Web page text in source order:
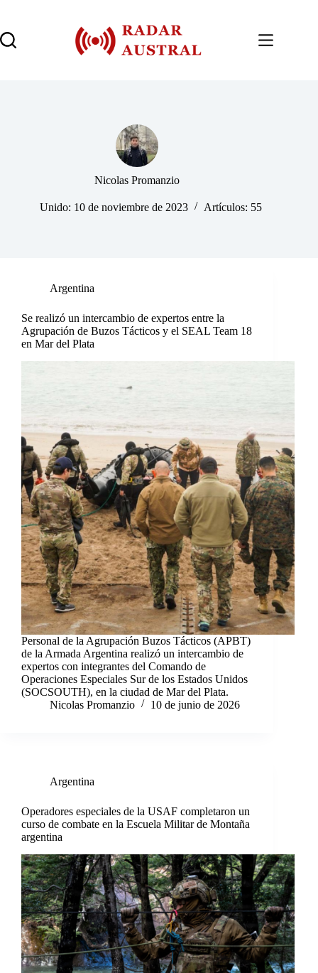
contenido
Nicolas Promanzio
Unido: 10 de noviembre de 2023 Artículos: 55
Argentina
Se realizó un intercambio de expertos entre la
Agrupación de Buzos Tácticos y el SEAL Team 18
en Mar del Plata
Personal de la Agrupación Buzos Tácticos (APBT)
de la Armada Argentina realizó un intercambio de
expertos con integrantes del Comando de
Operaciones Especiales Sur de los Estados Unidos
(SOCSOUTH), en la ciudad de Mar del Plata.
Nicolas Promanzio
10 de junio de 2026
Argentina
Operadores especiales de la USAF completaron un
curso de combate en la Escuela Militar de Montaña
argentina